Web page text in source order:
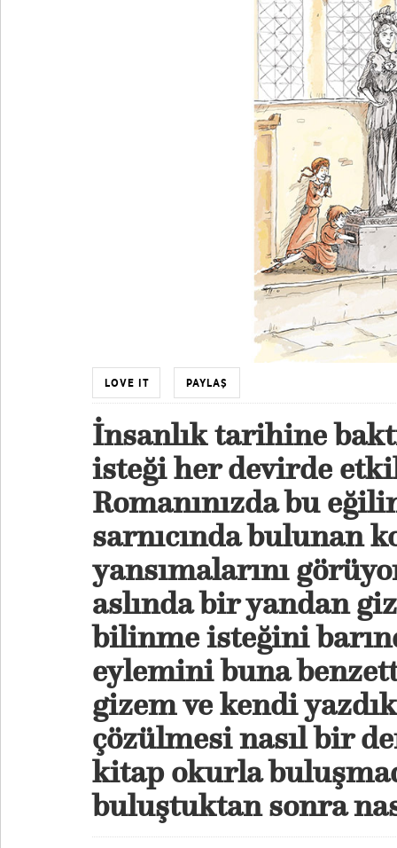
LOVE IT PAYLAŞ
İnsanlık tarihine
isteği her devirde
Romanınızda bu
sarnıcında bulunan
yansımalarını
aslında bir yandan
bilinme isteğini
eylemini buna
gizem ve kendi
çözülmesi nasıl bir
kitap okurla
buluştuktan sonra